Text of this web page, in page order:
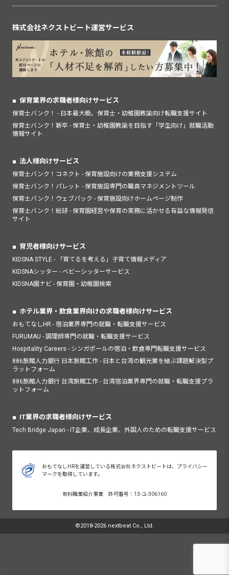
株式会社ネクストビート運営サービス
保育業界の求職者様向けサービス
保育士バンク！ - 日本最大級。保育士・幼稚園教諭向け転職支援サイト
保育士バンク！新卒 - 保育士・幼稚園教諭を目指す「学生向け」就職活動
情報サイト
法人様向けサービス
保育士バンク！コネクト - 保育施設向けの業務支援システム
保育士バンク！パレット - 保育施設専門の職員マネジメントツール
保育士バンク！ウェブパック - 保育施設向けホームページ制作
保育士バンク！総研 - 保育園経営や保育の実務に活かせる有益な情報発信
サイト
育児者様向けサービス
KIDSNA STYLE - 「育てるを考える」子育て情報メディア
KIDSNAシッター - ベビーシッターサービス
KIDSNA園ナビ - 保育園・幼稚園検索
ホテル業界・飲食業界向けの求職者様向けサービス
おもてなしHR - 宿泊業界専門の就職・転職支援サービス
FURUMAU - 調理師専門の就職・転職支援サービス
Hospitality Careers - シンガポールの宿泊・飲食専門転職支援サービス
886旅館人力銀行 日本旅館工作 - 日本と台湾の観光業を結ぶ課題解決型プ
ラットフォーム
886旅館人力銀行 台湾旅館工作 - 台湾宿泊業界専門の就職・転職支援プラ
ットフォーム
IT業界の求職者様向けサービス
Tech Bridge Japan - IT企業、成長企業、外国人のための転職支援サービス
おもてなしHRを運営している株式会社ネクストビートは、プライバシー
マークを取得しています。
有料職業紹介事業 許可番号：13-ユ-306160
©2018-2026 nextbeat Co., Ltd.